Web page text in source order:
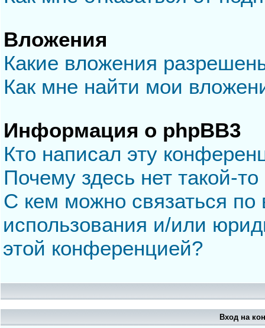
Вложения
Какие вложения
Как мне найти мои
Информация о phpBB3
Кто написал эту
Почему здесь нет такой-
С кем можно связаться по
использования и/или
этой конференцией?
Вход на